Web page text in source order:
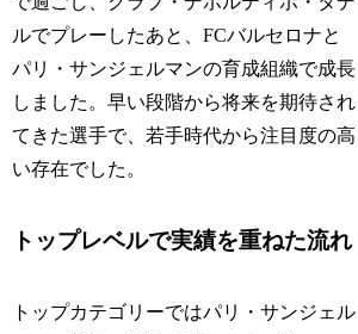
ルでプレーしたあと、FCバルセロナと
パリ・サンジェルマンの育成組織で成長
しました。早い段階から将来を期待され
てきた選手で、若手時代から注目度の高
い存在でした。
トップレベルで実績を重ねた流れ
トップカテゴリーではパリ・サンジェル